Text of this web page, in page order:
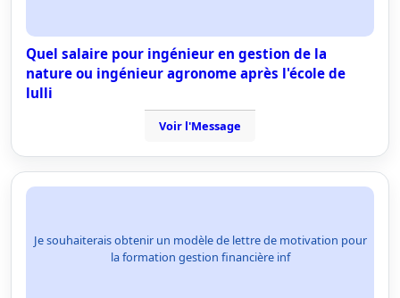
Quel salaire pour ingénieur en gestion de la
nature ou ingénieur agronome après l'école de
lulli
Voir l'Message
Je souhaiterais obtenir un modèle de lettre de motivation pour
la formation gestion financière inf